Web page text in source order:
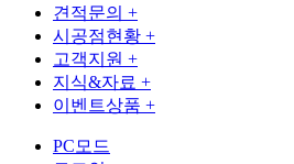
견적문의 +
시공점현황 +
고객지원 +
지식&자료 +
이벤트상품 +
PC모드